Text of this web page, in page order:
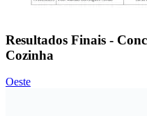
Resultados Finais -
Cozinha
Oeste